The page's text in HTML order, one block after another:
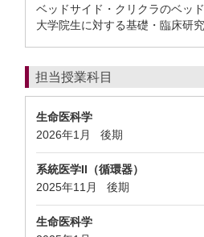
ベッドサイド・クリクラのベッ
大学院生に対する基礎・臨床研
担当授業科目
生命医科学
2026年1月
後期
系統医学II（循環器）
2025年11月
後期
生命医科学